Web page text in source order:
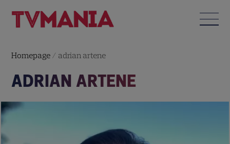
Homepage / adrian artene
ADRIAN ARTENE